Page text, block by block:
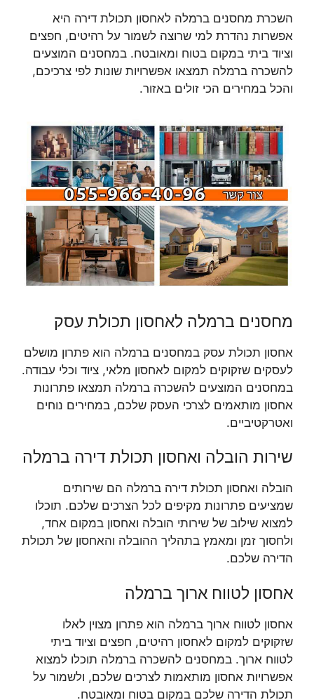
השכרת מחסנים ברמלה לאחסון תכולת דירה היא
אפשרות נהדרת למי שרוצה לשמור על רהיטים, חפצים
וציוד ביתי במקום בטוח ומאובטח. במחסנים המוצעים
להשכרה ברמלה תמצאו אפשרויות שונות לפי צרכיכם,
והכל במחירים הכי זולים באזור.
מחסנים ברמלה לאחסון תכולת עסק
אחסון תכולת עסק במחסנים ברמלה הוא פתרון מושלם
לעסקים שזקוקים למקום לאחסון מלאי, ציוד וכלי עבודה.
במחסנים המוצעים להשכרה ברמלה תמצאו פתרונות
אחסון מותאמים לצרכי העסק שלכם, במחירים נוחים
ואטרקטיביים.
שירות הובלה ואחסון תכולת דירה ברמלה
הובלה ואחסון תכולת דירה ברמלה הם שירותים
שמציעים פתרונות מקיפים לכל הצרכים שלכם. תוכלו
למצוא שילוב של שירותי הובלה ואחסון במקום אחד,
ולחסוך זמן ומאמץ בתהליך ההובלה והאחסון של תכולת
הדירה שלכם.
אחסון לטווח ארוך ברמלה
אחסון לטווח ארוך ברמלה הוא פתרון מצוין לאלו
שזקוקים למקום לאחסון רהיטים, חפצים וציוד ביתי
לטווח ארוך. במחסנים להשכרה ברמלה תוכלו למצוא
אפשרויות אחסון מותאמות לצרכים שלכם, ולשמור על
תכולת הדירה שלכם במקום בטוח ומאובטח.